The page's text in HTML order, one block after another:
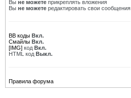
Вы не можете прикреплять вложения
Вы не можете редактировать свои сообщения
BB коды Вкл.
Смайлы Вкл.
[IMG] код Вкл.
HTML код Выкл.
Правила форума